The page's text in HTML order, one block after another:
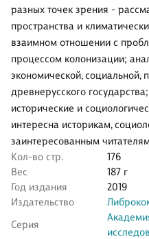
разных точек зрения -
пространства и
взаимном отношении с
процессом колонизации;
экономической, социальной,
древнерусского
исторические и
интересна историкам,
заинтересованным
Кол-во стр.
176
Вес
187 г
Год издания
2019
Издательство
Серия